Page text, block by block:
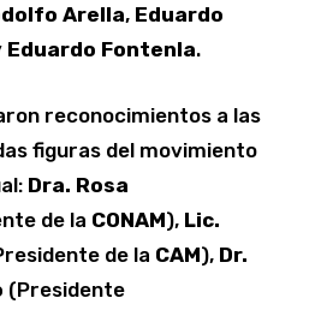
Arella, Eduardo
Eduardo Fontenla.
reconocimientos a las
figuras del movimiento
Dra. Rosa
de la CONAM), Lic.
de la CAM), Dr.
(Presidente